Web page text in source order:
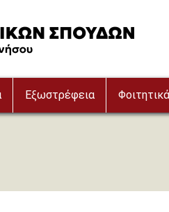
Εξωστρέφεια Φοιτητικά